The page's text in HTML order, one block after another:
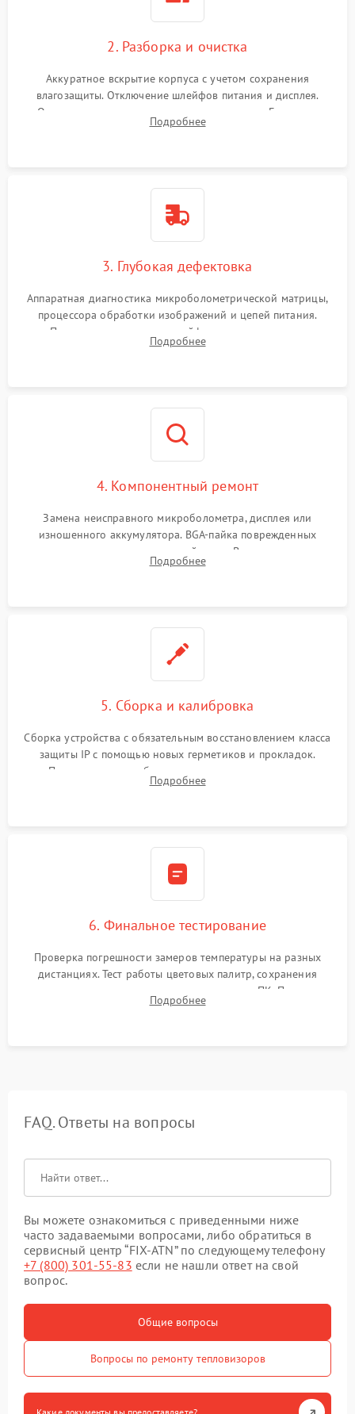
2. Разборка и очистка
Аккуратное вскрытие корпуса с учетом сохранения
влагозащиты. Отключение шлейфов питания и дисплея.
Очистка внутренних плат от окислов и пыли. Бережная
обработка германиевого объектива специализированными
Подробнее
3. Глубокая дефектовка
Аппаратная диагностика микроболометрической матрицы,
процессора обработки изображений и цепей питания.
Проверка целостности шлейфов, модуля памяти и
интерфейсов связи. Выявление сгоревших SMD-компонентов
Подробнее
4. Компонентный ремонт
Замена неисправного микроболометра, дисплея или
изношенного аккумулятора. BGA-пайка поврежденных
контроллеров на материнской плате. Восстановление
разъемов и кнопок, замена поврежденных элементов
Подробнее
5. Сборка и калибровка
Сборка устройства с обязательным восстановлением класса
защиты IP с помощью новых герметиков и прокладок.
Программная калибровка матрицы по эталонному
абсолютно черному телу для точного измерения температур.
Подробнее
6. Финальное тестирование
Проверка погрешности замеров температуры на разных
дистанциях. Тест работы цветовых палитр, сохранения
термограмм в память и передачи данных на ПК. Проверка
автономности работы и итоговый контроль качества.
Подробнее
FAQ. Ответы на вопросы
Вы можете ознакомиться с приведенными ниже
часто задаваемыми вопросами, либо обратиться в
сервисный центр “FIX-ATN” по следующему телефону
+7 (800) 301-55-83 если не нашли ответ на свой
вопрос.
Общие вопросы
Вопросы по ремонту тепловизоров